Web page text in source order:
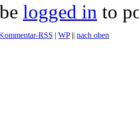
logged in to
RSS | WP|| nach oben